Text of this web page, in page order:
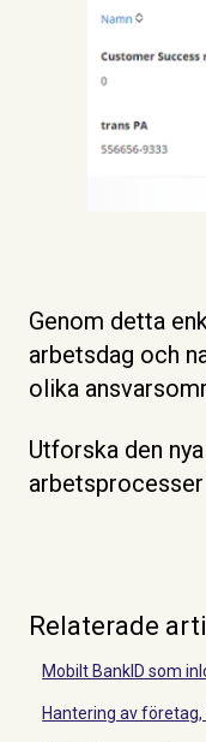
Genom detta
arbetsdag och
olika
Utforska den
Relaterade
Mobilt BankID som
Hantering av